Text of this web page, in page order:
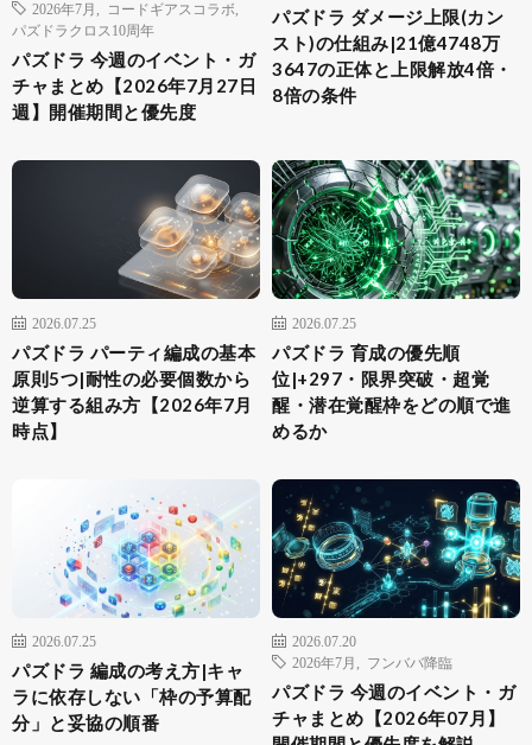
2026年7月
コードギアスコラボ
パズドラクロス10周年
パズドラ 今週のイベント・ガ
チャまとめ【2026年7月27日
週】開催期間と優先度
パズドラ ダメージ上限(カン
スト)の仕組み|21億4748万
3647の正体と上限解放4倍・
8倍の条件
2026.07.25
パズドラ パーティ編成の基本
原則5つ|耐性の必要個数から
逆算する組み方【2026年7月
時点】
2026.07.25
パズドラ 育成の優先順
位|+297・限界突破・超覚
醒・潜在覚醒枠をどの順で進
めるか
2026.07.25
パズドラ 編成の考え方|キャ
ラに依存しない「枠の予算配
分」と妥協の順番
2026.07.20
2026年7月
フンババ降臨
パズドラ 今週のイベント・ガ
チャまとめ【2026年07月】